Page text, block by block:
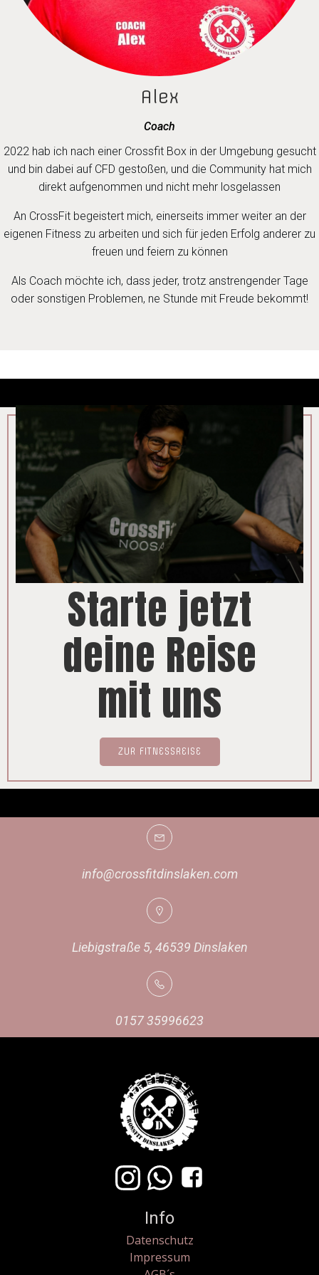
Alex
Coach
2022 hab ich nach einer Crossfit Box in der Umgebung gesucht
und bin dabei auf CFD gestoßen, und die Community hat mich
direkt aufgenommen und nicht mehr losgelassen
An CrossFit begeistert mich, einerseits immer weiter an der
eigenen Fitness zu arbeiten und sich für jeden Erfolg anderer zu
freuen und feiern zu können
Als Coach möchte ich, dass jeder, trotz anstrengender Tage
oder sonstigen Problemen, ne Stunde mit Freude bekommt!
Starte jetzt
deine Reise
mit uns
ZUR FITNESSREISE
info@crossfitdinslaken.com
Liebigstraße 5, 46539 Dinslaken
0157 35996623
Info
Datenschutz
Impressum